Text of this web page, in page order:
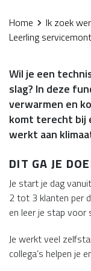
Home Ik zoek
Leerling
Wil je een
slag? In deze
verwarmen en
komt terecht bij
werkt aan
DIT GA JE
Je start je dag
2 tot 3 klanten per
en leer je stap voor
Je werkt veel
collega’s helpen je